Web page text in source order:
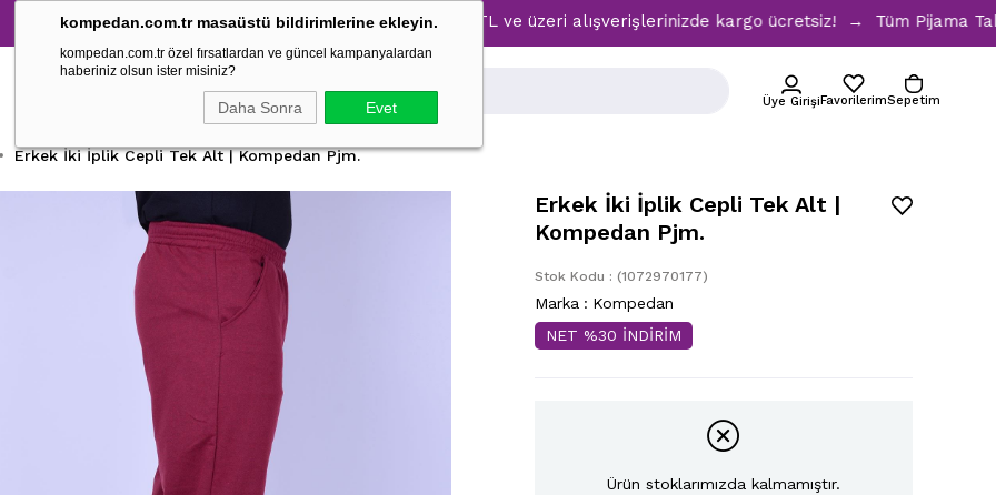
kompedan.com.tr masaüstü bildirimlerine ekleyin.
kompedan.com.tr özel fırsatlardan ve güncel kampanyalardan
haberiniz olsun ister misiniz?
Daha Sonra Evet
Tüm Pijama Takımlarında %30 İndirim → 1500 TL ve üzeri alışverişlerinizde kargo ücretsiz! → Tüm Pijama
Üye GirişiFavorilerimSepetim
Erkek İki İplik Cepli Tek Alt | Kompedan Pjm.
Erkek İki İplik Cepli Tek Alt |
Kompedan Pjm.
Stok Kodu (1072970177)
Marka : Kompedan
NET %30 İNDİRİM
Ürün stoklarımızda kalmamıştır.